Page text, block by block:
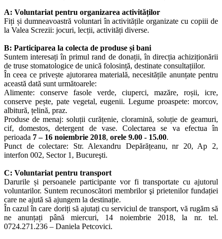
A: Voluntariat pentru organizarea activităților
Fiți și dumneavoastră voluntari în activitățile organizate cu copiii de
la Valea Screzii: jocuri, lecții, activități diverse.
B: Participarea la colecta de produse și bani
Suntem interesați în primul rand de donații, în direcția achiziționării
de truse stomatologice de unică folosință, destinate consultațiilor.
În ceea ce privește ajutorarea materială, necesitățile anunțate pentru
această dată sunt următoarele:
Alimente: conserve fasole verde, ciuperci, mazăre, roșii, icre,
conserve pește, pate vegetal, eugenii. Legume proaspete: morcov,
albitură, țelină, praz.
Produse de menaj: soluții curățenie, cloramină, soluție de geamuri,
cif, domestos, detergent de vase. Colectarea se va efectua în
perioada 7 – 16 noiembrie 2018, orele 9.00 - 15.00.
Punct de colectare: Str. Alexandru Depărățeanu, nr 20, Ap 2,
interfon 002, Sector 1, Bucureşti.
C: Voluntariat pentru transport
Darurile și persoanele participante vor fi transportate cu ajutorul
voluntarilor. Suntem recunoscători membrilor şi prietenilor fundației
care ne ajută să ajungem la destinație.
În cazul în care doriți să ajutați cu serviciul de transport, vă rugăm să
ne anunțați până miercuri, 14 noiembrie 2018, la nr. tel.
0724.271.236 – Daniela Petcovici.